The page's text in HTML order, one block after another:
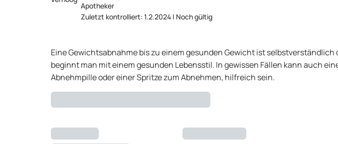
Apotheker
Zuletzt kontrolliert: 1.2.2024 | Noch gültig
Eine Gewichtsabnahme bis zu einem gesunden Gewicht ist
beginnt man mit einem gesunden Lebensstil. In gewissen Fällen kann auch
Abnehmpille oder einer Spritze zum Abnehmen, hilfreich sein.